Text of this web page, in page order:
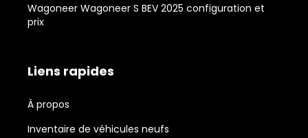
Wagoneer Wagoneer S BEV 2025 configuration et
prix
Liens rapides
À propos
Inventaire de véhicules neufs